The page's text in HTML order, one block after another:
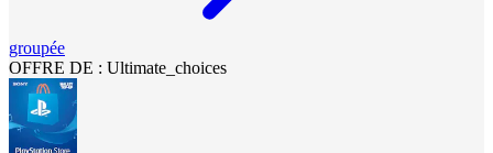
groupée
OFFRE DE : Ultimate_choices